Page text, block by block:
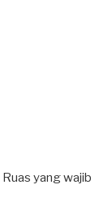
Ruas yang wajib